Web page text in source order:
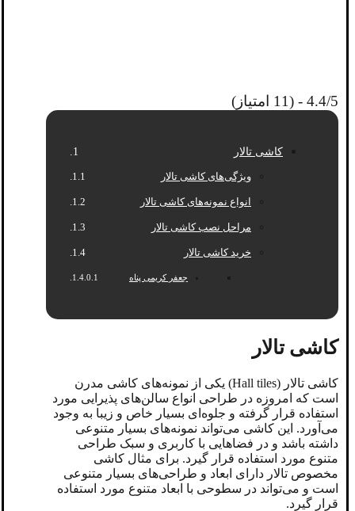
4.4/5 - (11 امتیاز)
کاشی تالار
ویژگی‌های کاشی تالار
انواع نمونه‌های کاشی تالار
مراحل نصب کاشی تالار
خرید کاشی تالار
جعفر کریمی پناه
کاشی تالار
کاشی تالار (Hall tiles) یکی از نمونه‌های کاشی مدرن
است که امروزه در طراحی انواع سالن‌های پذیرایی مورد
استفاده قرار گرفته و جلوه‌ای بسیار خاص و زیبا به وجود
می‌آورد. این کاشی می‌تواند نمونه‌های بسیار متنوعی
داشته باشد و در فضاهایی با کاربری و سبک طراحی
متنوع مورد استفاده قرار گیرد. برای مثال کاشی
مخصوص تالار دارای ابعاد و طراحی‌های بسیار متنوعی
است و می‌تواند در سطوحی با ابعاد متنوع مورد استفاده
قرار گیرد.